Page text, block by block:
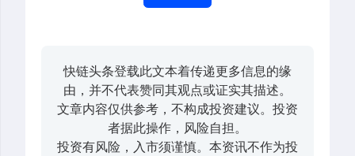
快链头条登载此文本着传递更多信息的缘
由，并不代表赞同其观点或证实其描述。
文章内容仅供参考，不构成投资建议。投资
者据此操作，风险自担。
投资有风险，入市须谨慎。本资讯不作为投